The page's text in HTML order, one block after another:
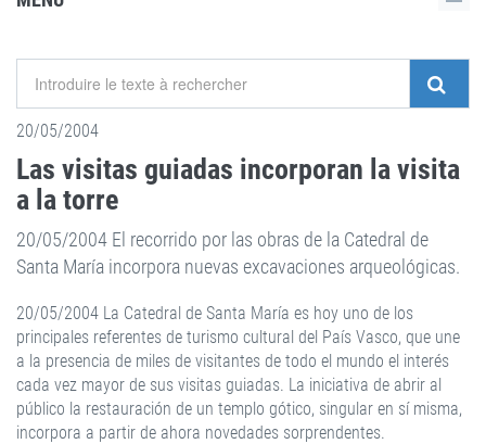
20/05/2004
Las visitas guiadas incorporan la visita
a la torre
20/05/2004 El recorrido por las obras de la Catedral de
Santa María incorpora nuevas excavaciones arqueológicas.
20/05/2004 La Catedral de Santa María es hoy uno de los
principales referentes de turismo cultural del País Vasco, que une
a la presencia de miles de visitantes de todo el mundo el interés
cada vez mayor de sus visitas guiadas. La iniciativa de abrir al
público la restauración de un templo gótico, singular en sí misma,
incorpora a partir de ahora novedades sorprendentes.